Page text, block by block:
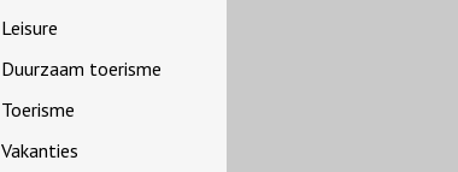
Leisure
Duurzaam toerisme
Toerisme
Vakanties